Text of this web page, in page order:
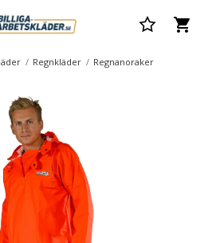
Regnkläder Regnanoraker